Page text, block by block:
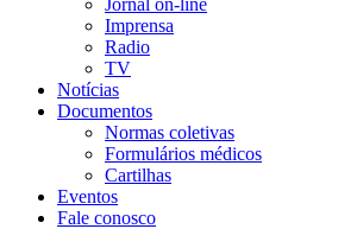
Jornal on-line
Imprensa
Radio
TV
Notícias
Documentos
Normas coletivas
Formulários médicos
Cartilhas
Eventos
Fale conosco